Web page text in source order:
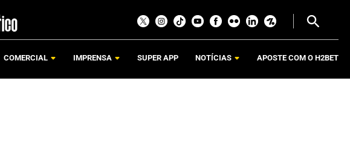
COMERCIAL IMPRENSA SUPER APP NOTÍCIAS APOSTE COM O H2BET